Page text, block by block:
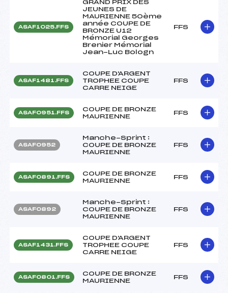
ASAF1025.FFS
GRAND PRIX DES
JEUNES DE
MAURIENNE 50ème
année COUPE DE
BRONZE U12
Mémorial Georges
Brenier Mémorial
Jean-Luc Bologn
FFS
ASAF1481.FFS
COUPE D'ARGENT
TROPHEE COUPE
CARRE NEIGE
FFS
ASAF0951.FFS
COUPE DE BRONZE
MAURIENNE
FFS
ASAF0952
Manche-Sprint :
COUPE DE BRONZE
MAURIENNE
FFS
ASAF0891.FFS
COUPE DE BRONZE
MAURIENNE
FFS
ASAF0892
Manche-Sprint :
COUPE DE BRONZE
MAURIENNE
FFS
ASAF1431.FFS
COUPE D'ARGENT
TROPHEE COUPE
CARRE NEIGE
FFS
ASAF0801.FFS
COUPE DE BRONZE
MAURIENNE
FFS